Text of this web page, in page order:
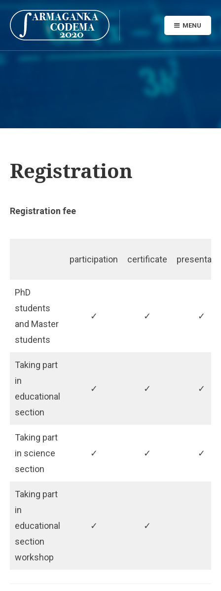
MENU
Registration
Registration fee
participation certificate
PhD
students
and Master
students
✓ ✓ ✓
Taking part
in
educational
section
✓ ✓ ✓
Taking part
in science
section
✓ ✓ ✓
Taking part
in
educational
section
workshop
✓ ✓